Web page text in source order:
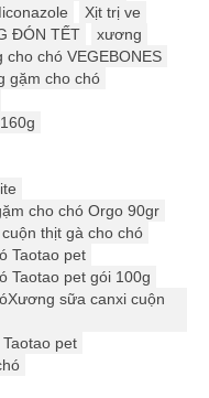
Xịt trị ve
ĐÓN TẾT
xương
cho chó VEGEBONES
gặm cho chó
cho chó Orgo 90gr
thịt gà cho chó
Taotao pet
Taotao pet gói 100g
sữa canxi cuộn
pet